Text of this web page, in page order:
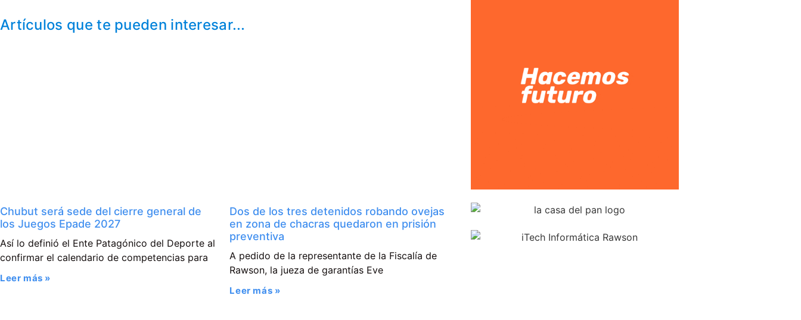
Artículos que te pueden interesar...
Chubut será sede del cierre general de
los Juegos Epade 2027
Así lo definió el Ente Patagónico del Deporte al
confirmar el calendario de competencias para
Leer más »
Dos de los tres detenidos robando ovejas
en zona de chacras quedaron en prisión
preventiva
A pedido de la representante de la Fiscalía de
Rawson, la jueza de garantías Eve
Leer más »